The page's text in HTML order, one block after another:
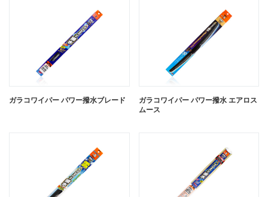
ガラコワイパー パワー撥水ブレード
ガラコワイパー パワー撥水 エアロス
ムース